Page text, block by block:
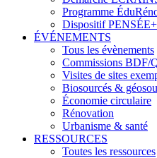
Programme
Dispositif PENSÉE+
ÉVÉNEMENTS
Tous les évènements
Commissions
Visites de sites
Biosourcés &
Économie circulaire
Rénovation
Urbanisme & santé
RESSOURCES
Toutes les ressources